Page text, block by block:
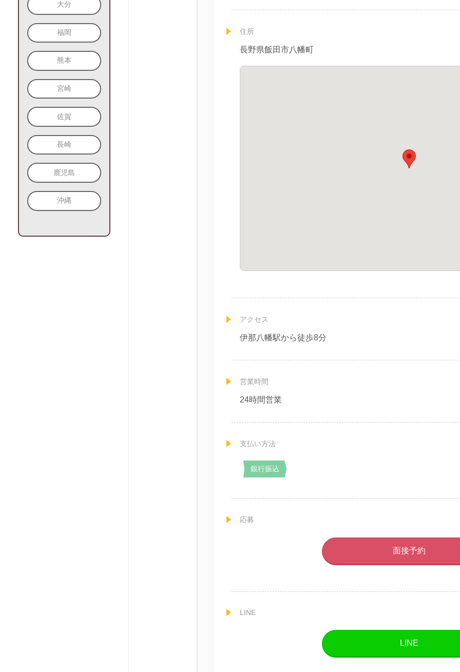
大分
福岡
熊本
宮崎
佐賀
長崎
鹿児島
沖縄
住所
長野県飯田市八幡町
アクセス
伊那八幡駅から徒歩8分
営業時間
24時間営業
支払い方法
銀行振込
応募
面接予約
LINE
LINE